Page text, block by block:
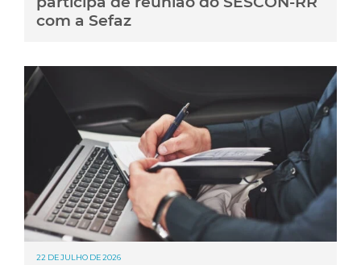
com a Sefaz
22 DE JULHO DE 2026